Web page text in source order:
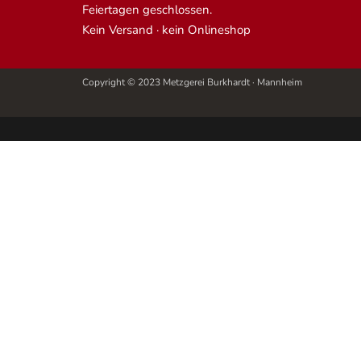
Feiertagen geschlossen.
Kein Versand · kein Onlineshop
Copyright © 2023 Metzgerei Burkhardt · Mannheim